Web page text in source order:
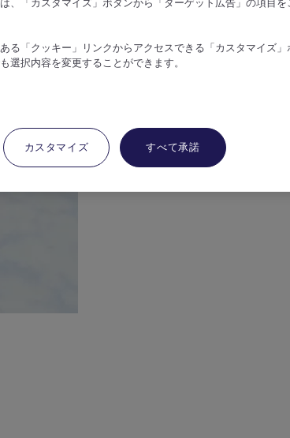
発見してください
、「カスタマイズ」ボタンから「ターゲット広告」の項目を
る「クッキー」リンクからアクセスできる「カスタマイズ」
選択内容を変更することができます。
カスタマイズ すべて承諾